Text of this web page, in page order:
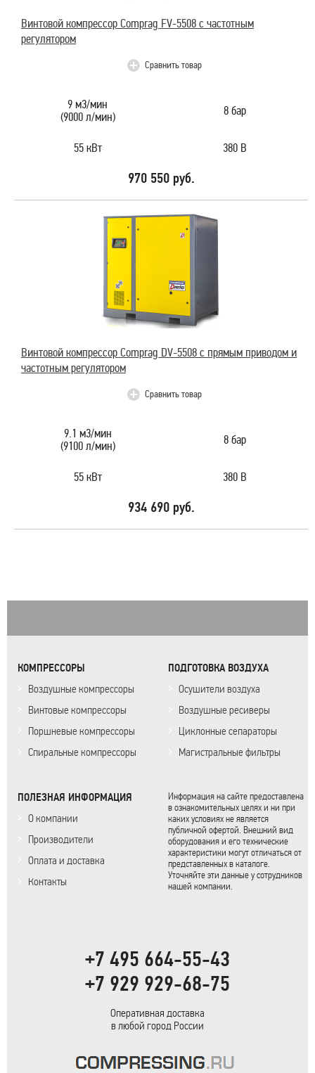
Винтовой компрессор Comprag FV-5508 с частотным
регулятором
Сравнить товар
9 м3/мин
(9000 л/мин)
8 бар
55 кВт 380 В
970 550 руб.
Винтовой компрессор Comprag DV-5508 с прямым приводом и
частотным регулятором
Сравнить товар
9.1 м3/мин
(9100 л/мин)
8 бар
55 кВт 380 В
934 690 руб.
КОМПРЕССОРЫ
Воздушные компрессоры
Винтовые компрессоры
Поршневые компрессоры
Спиральные компрессоры
ПОДГОТОВКА ВОЗДУХА
Осушители воздуха
Воздушные ресиверы
Циклонные сепараторы
Магистральные фильтры
ПОЛЕЗНАЯ ИНФОРМАЦИЯ
О компании
Производители
Оплата и доставка
Контакты
Информация на сайте предоставлена
в ознакомительных целях и ни при
каких условиях не является
публичной офертой. Внешний вид
оборудования и его технические
характеристики могут отличаться от
представленных в каталоге.
Уточняйте эти данные у сотрудников
нашей компании.
+7 495 664-55-43
+7 929 929-68-75
Оперативная доставка
в любой город России